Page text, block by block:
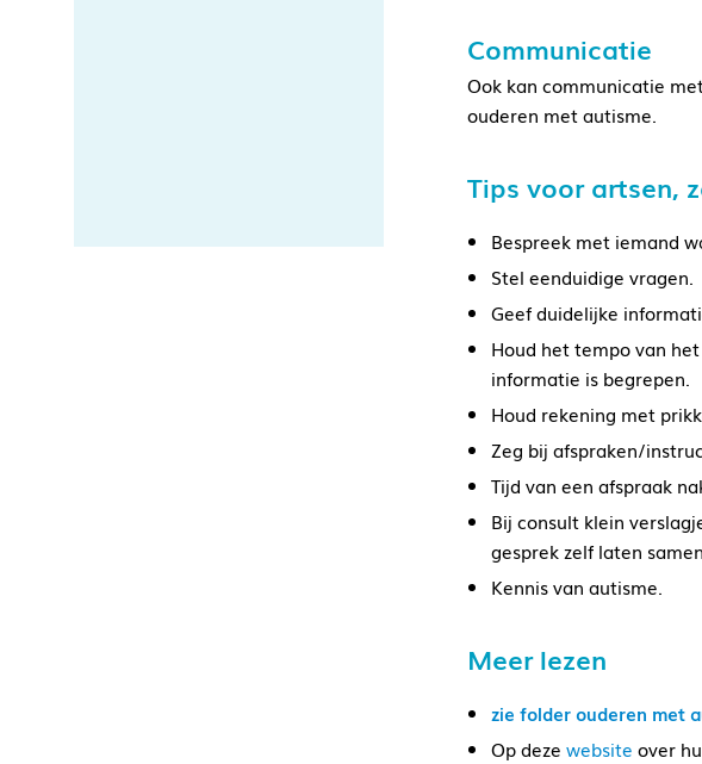
Communicatie
Ook kan communicatie
ouderen met autisme.
Tips voor artsen,
Bespreek met iemand
Stel eenduidige vragen.
Geef duidelijke
Houd het tempo van
informatie is begrepen.
Houd rekening met
Zeg bij afspraken/
Tijd van een afspraak
Bij consult klein
gesprek zelf laten
Kennis van autisme.
Meer lezen
zie folder ouderen met
Op deze website over